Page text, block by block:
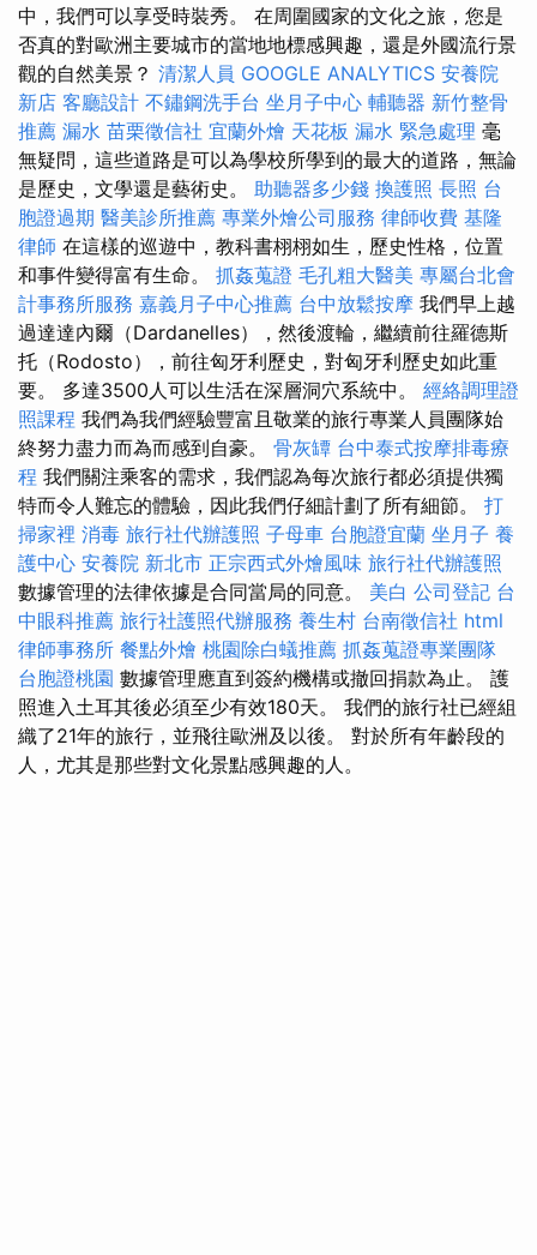
中，我們可以享受時裝秀。 在周圍國家的文化之旅，您是
否真的對歐洲主要城市的當地地標感興趣，還是外國流行景
觀的自然美景？ 清潔人員 GOOGLE ANALYTICS 安養院
新店 客廳設計 不鏽鋼洗手台 坐月子中心 輔聽器 新竹整骨
推薦 漏水 苗栗徵信社 宜蘭外燴 天花板 漏水 緊急處理 毫
無疑問，這些道路是可以為學校所學到的最大的道路，無論
是歷史，文學還是藝術史。 助聽器多少錢 換護照 長照 台
胞證過期 醫美診所推薦 專業外燴公司服務 律師收費 基隆
律師 在這樣的巡遊中，教科書栩栩如生，歷史性格，位置
和事件變得富有生命。 抓姦蒐證 毛孔粗大醫美 專屬台北會
計事務所服務 嘉義月子中心推薦 台中放鬆按摩 我們早上越
過達達內爾（Dardanelles），然後渡輪，繼續前往羅德斯
托（Rodosto），前往匈牙利歷史，對匈牙利歷史如此重
要。 多達3500人可以生活在深層洞穴系統中。 經絡調理證
照課程 我們為我們經驗豐富且敬業的旅行專業人員團隊始
終努力盡力而為而感到自豪。 骨灰罈 台中泰式按摩排毒療
程 我們關注乘客的需求，我們認為每次旅行都必須提供獨
特而令人難忘的體驗，因此我們仔細計劃了所有細節。 打
掃家裡 消毒 旅行社代辦護照 子母車 台胞證宜蘭 坐月子 養
護中心 安養院 新北市 正宗西式外燴風味 旅行社代辦護照
數據管理的法律依據是合同當局的同意。 美白 公司登記 台
中眼科推薦 旅行社護照代辦服務 養生村 台南徵信社 html
律師事務所 餐點外燴 桃園除白蟻推薦 抓姦蒐證專業團隊
台胞證桃園 數據管理應直到簽約機構或撤回捐款為止。 護
照進入土耳其後必須至少有效180天。 我們的旅行社已經組
織了21年的旅行，並飛往歐洲及以後。 對於所有年齡段的
人，尤其是那些對文化景點感興趣的人。